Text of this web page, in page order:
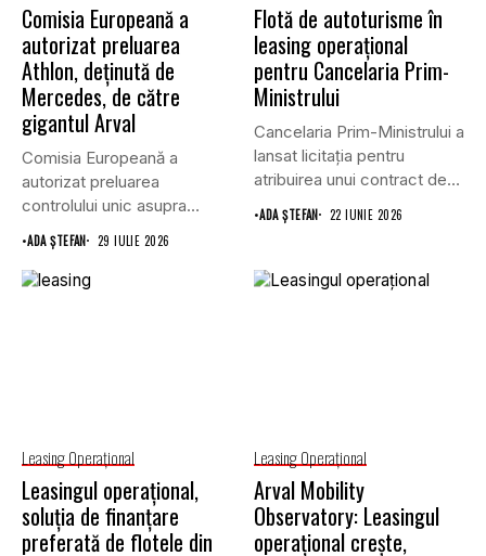
Comisia Europeană a
autorizat preluarea
Athlon, deținută de
Mercedes, de către
gigantul Arval
Comisia Europeană a
autorizat preluarea
controlului unic asupra
companiei de leasing
Athlon...
•ADA ȘTEFAN 29 IULIE 2026
Flotă de autoturisme în
leasing operațional
pentru Cancelaria Prim-
Ministrului
Cancelaria Prim-Ministrului a
lansat licitația pentru
atribuirea unui contract de
furnizare a...
•ADA ȘTEFAN 22 IUNIE 2026
Leasing Operaţional
Leasingul operațional,
soluția de finanțare
preferată de flotele din
Leasing Operaţional
Arval Mobility
Observatory: Leasingul
operațional crește,